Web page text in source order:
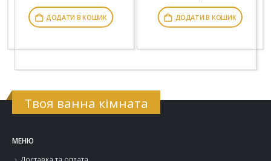
ДОДАТИ В КОШИК ДОДАТИ В КОШИК
Твоя ванна кімната
МЕНЮ